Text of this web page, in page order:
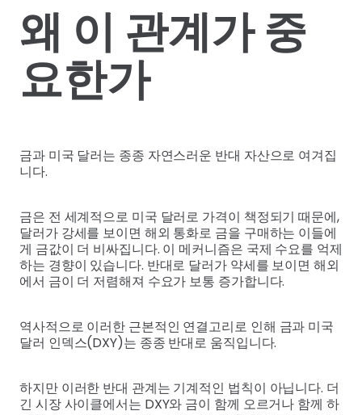
왜 이 관계가 중
요한가
금과 미국 달러는 종종 자연스러운 반대 자산으로 여겨집
니다.
금은 전 세계적으로 미국 달러로 가격이 책정되기 때문에,
달러가 강세를 보이면 해외 통화로 금을 구매하는 이들에
게 금값이 더 비싸집니다. 이 메커니즘은 국제 수요를 억제
하는 경향이 있습니다. 반대로 달러가 약세를 보이면 해외
에서 금이 더 저렴해져 수요가 보통 증가합니다.
역사적으로 이러한 근본적인 연결고리로 인해 금과 미국
달러 인덱스(DXY)는 종종 반대로 움직입니다.
하지만 이러한 반대 관계는 기계적인 법칙이 아닙니다. 더
긴 시장 사이클에서는 DXY와 금이 함께 오르거나 함께 하